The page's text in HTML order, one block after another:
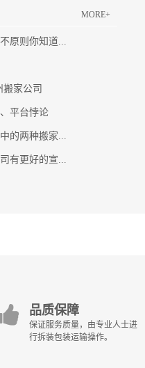
MORE+
原则你知道...
家公司
平台悖论
的两种搬家...
有更好的宣...
品质保障
保证服务质量，由专业人士进
行拆装包装运输操作。